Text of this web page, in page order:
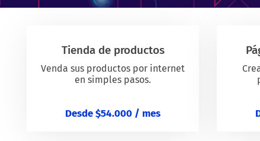
Tienda de productos
Venda sus productos por internet
en simples pasos.
Desde $54.000 / mes